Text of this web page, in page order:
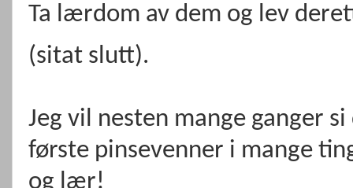
Ta lærdom av dem og lev
(sitat slutt).
Jeg vil nesten mange ganger
første pinsevenner i mange
og lær!